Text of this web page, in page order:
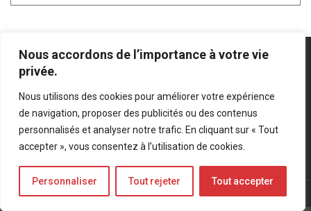
Nous accordons de l’importance à votre vie
privée.
Nous utilisons des cookies pour améliorer votre expérience
de navigation, proposer des publicités ou des contenus
personnalisés et analyser notre trafic. En cliquant sur « Tout
accepter », vous consentez à l’utilisation de cookies.
Personnaliser Tout rejeter Tout accepter
Mentions légales-Politique de confidentialité
Bluesky
LinkedIn
Twitter
© Forces Operations Blog - 2022